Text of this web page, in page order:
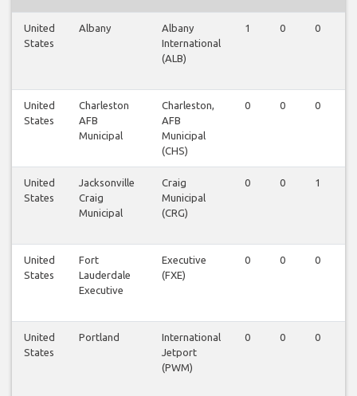
United
States
Albany
Albany
International
(ALB)
1 0 0
United
States
Charleston
AFB
Municipal
Charleston,
AFB
Municipal
(CHS)
0 0 0
United
States
Jacksonville
Craig
Municipal
Craig
Municipal
(CRG)
0 0 1
United
States
Fort
Lauderdale
Executive
Executive
(FXE)
0 0 0
United
States
Portland
International
Jetport
(PWM)
0 0 0